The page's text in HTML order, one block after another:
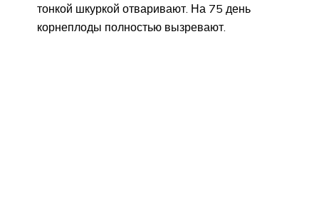
тонкой шкуркой отваривают. На 75 день
корнеплоды полностью вызревают.